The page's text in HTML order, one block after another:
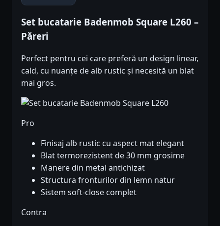
Set bucatarie Badenmob Square L260 –
Păreri
Perfect pentru cei care preferă un design linear,
cald, cu nuanțe de alb rustic și necesită un blat
mai gros.
Pro
Finisaj alb rustic cu aspect mat elegant
Blat termorezistent de 30 mm grosime
Manere din metal antichizat
Structura fronturilor din lemn natur
Sistem soft-close complet
Contra